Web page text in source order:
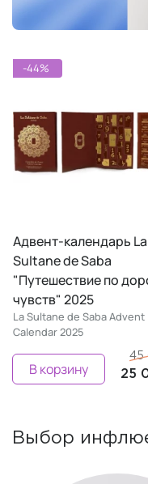
-44%
Адвент-календарь La
Sultane de Saba
"Путешествие по
чувств" 2025
La Sultane de Saba Advent
Calendar 2025
45
25
В корзину
Выбор